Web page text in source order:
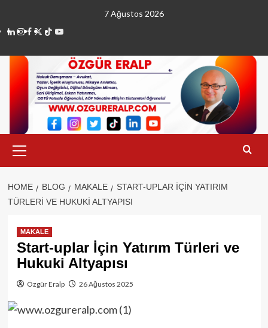
content
7 Ağustos 2026
linkedin
instagram
facebook
twitter
tiktokyoutube
Menu
HOME BLOG MAKALE
START-UPLAR İÇIN YATIRIM
TÜRLERI VE HUKUKI ALTYAPISI
MAKALE
Start-uplar İçin Yatırım Türleri ve
Hukuki Altyapısı
Özgür Eralp 26 Ağustos 2025